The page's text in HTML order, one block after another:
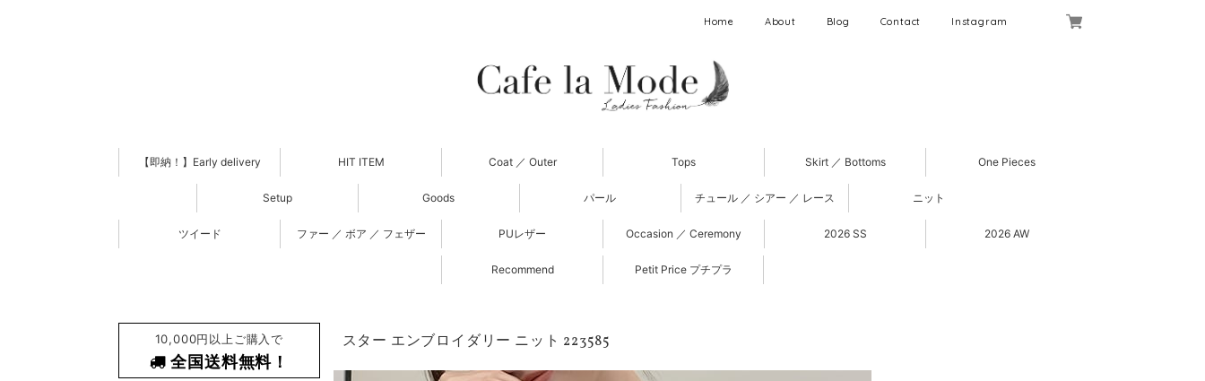
Home About Blog Contact Instagram
【即納！】Early delivery HIT ITEM Coat ／ Outer Tops Skirt ／ Bottoms One Pieces
Setup Goods パール チュール ／ シアー ／ レース ニット
ツイード ファー ／ ボア ／ フェザー PUレザー Occasion ／ Ceremony 2026 SS 2026 AW
Recommend Petit Price プチプラ
10,000円以上ご購入で
全国送料無料！
スター エンブロイダリー ニット 223585